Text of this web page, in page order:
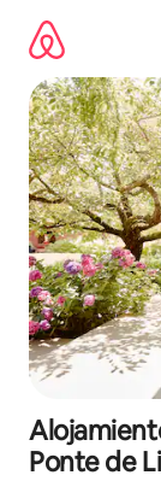
contenido
Ponte de